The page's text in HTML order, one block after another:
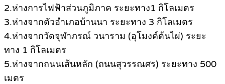
2.ห่างการไฟฟ้าส่วนภูมิภาค ระยะทาง1 กิโลเมตร
3.ห่างจากตัวอำเภอบ้านนา ระยะทาง 3 กิโลเมตร
4.ห่างจากวัดจุฬาภรณ์ วนาราม (อุโมงค์ต้นไผ่) ระยะ
ทาง 1 กิโลเมตร
5.ห่างจากถนนเส้นหลัก (ถนนสุวรรณศร) ระยะทาง 500
เมตร